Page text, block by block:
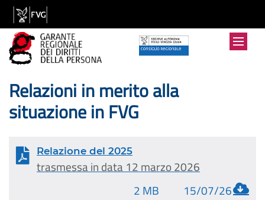
Relazioni in merito alla
situazione in FVG
Relazione del 2025
trasmessa in data 12 marzo 2026
2 MB
15/07/26